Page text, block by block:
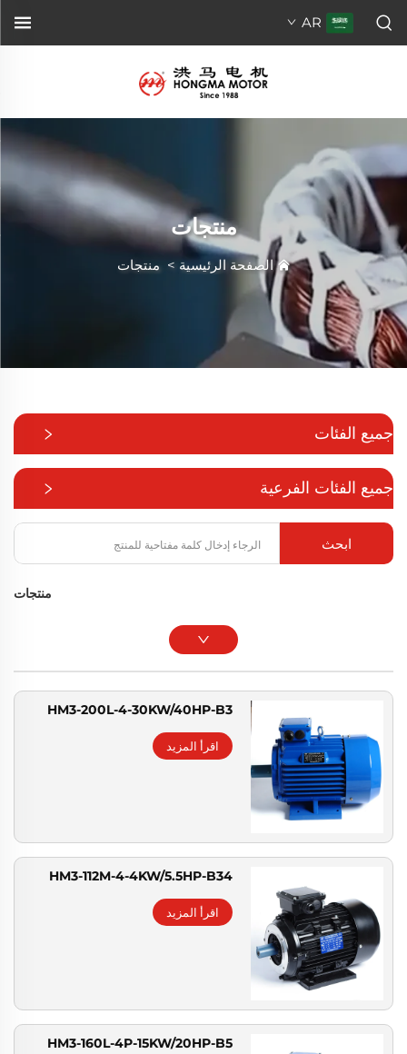
AR
منتجات
الصفحة الرئيسية >منتجات
جميع الفئات
جميع الفئات الفرعية
ابحث
منتجات
HM3-200L-4-30KW/40HP-B3
اقرأ المزيد
HM3-112M-4-4KW/5.5HP-B34
اقرأ المزيد
HM3-160L-4P-15KW/20HP-B5